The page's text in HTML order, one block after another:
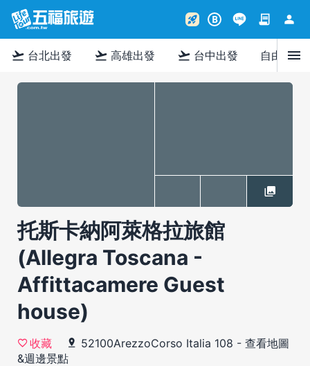
rocket_launch B contract person
flight_takeoff 台北出發 flight_takeoff 高雄出發 flight_takeoff 台中出發 自由行menu
托斯卡納阿萊格拉旅館
(Allegra Toscana -
Affittacamere Guest
house)
收藏 52100ArezzoCorso Italia 108 - 查看地圖
&週邊景點